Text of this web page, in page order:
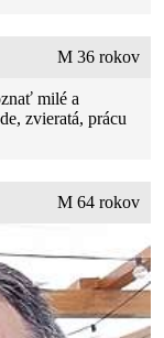
M 36 rokov
milé a
zvieratá, prácu
M 64 rokov